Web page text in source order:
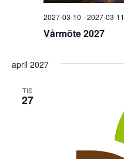
Vårmöte 2027
2027-03-10 -2027-03-11
april 2027
TIS
27